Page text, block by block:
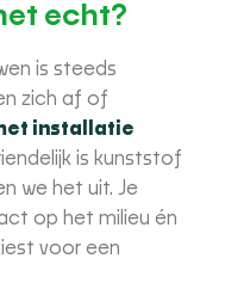
echt?
is steeds
zich af of
installatie
is kunststof
we het uit. Je
op het milieu én
voor een